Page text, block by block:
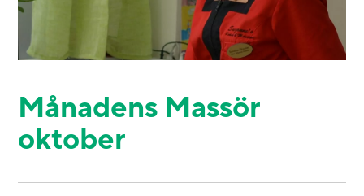
Övriga Sverige
Månadens Massör
oktober